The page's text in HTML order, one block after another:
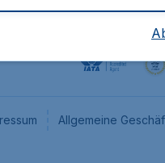
Allgemeine